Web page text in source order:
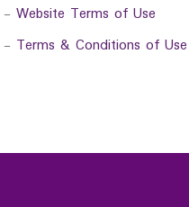
- Website Terms of Use
- Terms & Conditions of Use